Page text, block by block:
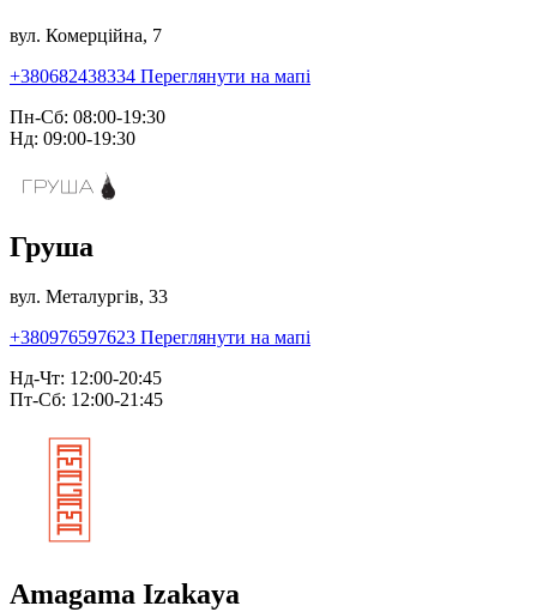
вул. Комерційна, 7
+380682438334 Переглянути на мапі
Пн-Сб: 08:00-19:30
Нд: 09:00-19:30
Груша
вул. Металургів, 33
+380976597623 Переглянути на мапі
Нд-Чт: 12:00-20:45
Пт-Сб: 12:00-21:45
Amagama Izakaya